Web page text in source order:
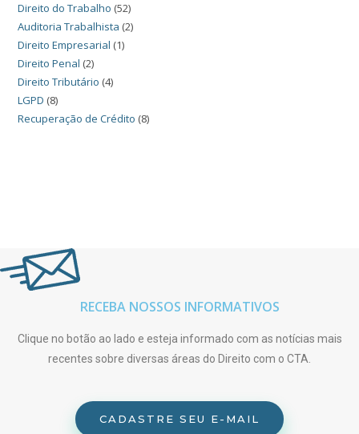
Direito do Trabalho (52)
Auditoria Trabalhista (2)
Direito Empresarial (1)
Direito Penal (2)
Direito Tributário (4)
LGPD (8)
Recuperação de Crédito (8)
RECEBA NOSSOS INFORMATIVOS
Clique no botão ao lado e esteja informado com as notícias mais
recentes sobre diversas áreas do Direito com o CTA.
CADASTRE SEU E-MAIL